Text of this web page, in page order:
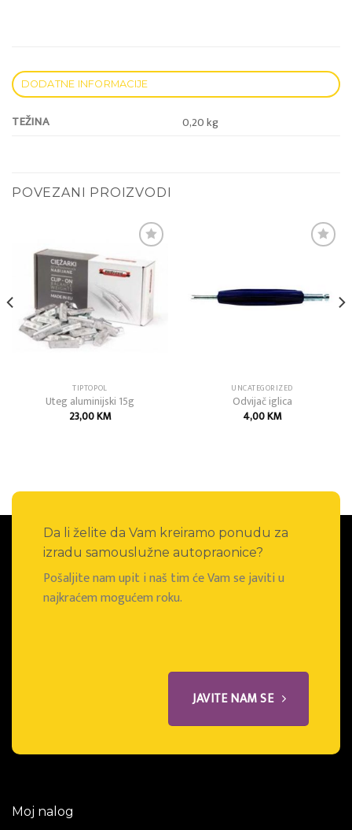
DODATNE INFORMACIJE
TEŽINA 0,20 kg
POVEZANI PROIZVODI
Add to
wishlist
TIPTOPOL
Uteg aluminijski 15g
23,00KM
UNCATEGORIZED
Odvijač iglica
4,00KM
Da li želite da Vam kreiramo ponudu za
izradu samouslužne autopraonice?
Pošaljite nam upit i naš tim će Vam se javiti u
najkraćem mogućem roku.
JAVITE NAM SE
Moj nalog